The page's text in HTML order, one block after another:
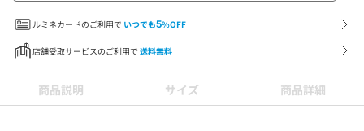
ルミネカードのご利用で いつでも5%OFF
店舗受取サービスのご利用で 送料無料
商品説明 サイズ 商品詳細